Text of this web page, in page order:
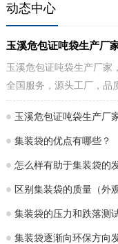
动态中心
玉溪危包证吨袋生产厂家
全国服务，源头工厂，品
集装袋的优点有哪些？
怎么样有助于集装袋的
区别集装袋的质量（外观
集装袋的压力和跌落测
集装袋逐渐向环保方向